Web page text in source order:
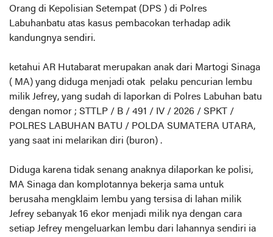
Orang di Kepolisian Setempat (DPS ) di Polres
Labuhanbatu atas kasus pembacokan terhadap adik
kandungnya sendiri.
ketahui AR Hutabarat merupakan anak dari Martogi Sinaga
( MA) yang diduga menjadi otak pelaku pencurian lembu
milik Jefrey, yang sudah di laporkan di Polres Labuhan batu
dengan nomor ; STTLP / B / 491 / IV / 2026 / SPKT /
POLRES LABUHAN BATU / POLDA SUMATERA UTARA,
yang saat ini melarikan diri (buron) .
Diduga karena tidak senang anaknya dilaporkan ke polisi,
MA Sinaga dan komplotannya bekerja sama untuk
berusaha mengklaim lembu yang tersisa di lahan milik
Jefrey sebanyak 16 ekor menjadi milik nya dengan cara
setiap Jefrey mengeluarkan lembu dari lahannya sendiri ia